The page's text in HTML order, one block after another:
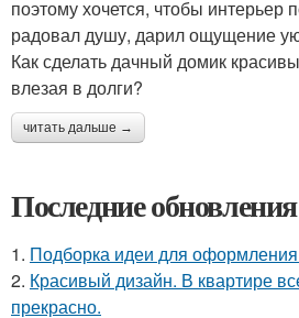
поэтому хочется, чтобы
радовал душу, дарил ощущение
Как сделать дачный домик
влезая в долги?
читать дальше →
Последние
1. Подборка идеи для
2. Красивый дизайн. В квартире
прекрасно.